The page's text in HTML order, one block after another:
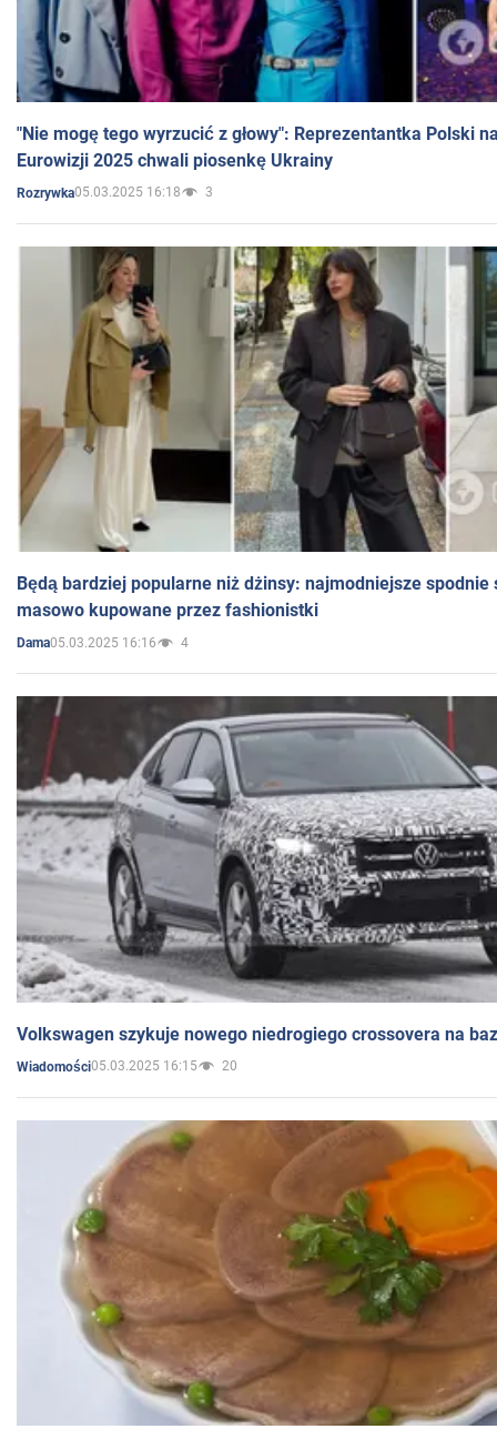
"Nie mogę tego wyrzucić z głowy": Reprezentantka Polski
Eurowizji 2025 chwali piosenkę Ukrainy
Rozrywka05.03.2025 16:18 3
Będą bardziej popularne niż dżinsy: najmodniejsze spodnie
masowo kupowane przez fashionistki
Dama05.03.2025 16:16 4
Volkswagen szykuje nowego niedrogiego crossovera na
Wiadomości05.03.2025 16:15 20